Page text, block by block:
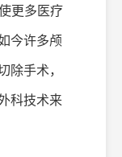
更多医疗
今许多颅
除手术，
科技术来